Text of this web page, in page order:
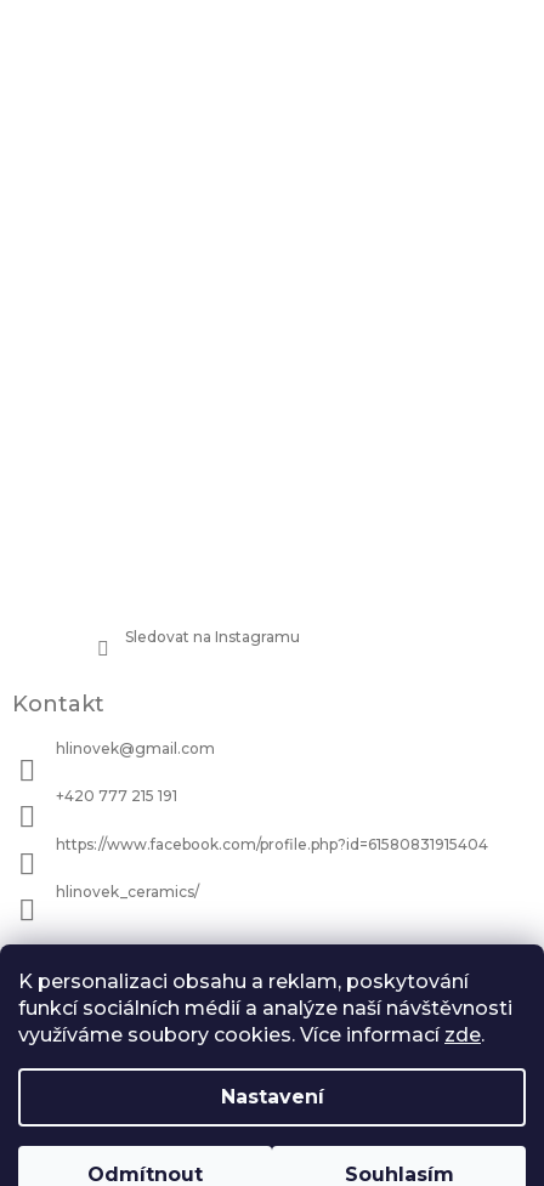
K personalizaci obsahu a reklam, poskytování
funkcí sociálních médií a analýze naší návštěvnosti
využíváme soubory cookies. Více informací zde.
Nastavení
Odmítnout Souhlasím
Sledovat na Instagramu
Kontakt
hlinovek@gmail.com
+420 777 215 191
https://www.facebook.com/profile.php?id=61580831915404
hlinovek_ceramics/
Informace pro vás
Jak nakupovat
Všeobecné Obchodní podmínky
Vytvořil Shoptet Copyright 2026 Hlínověk. Všechna práva